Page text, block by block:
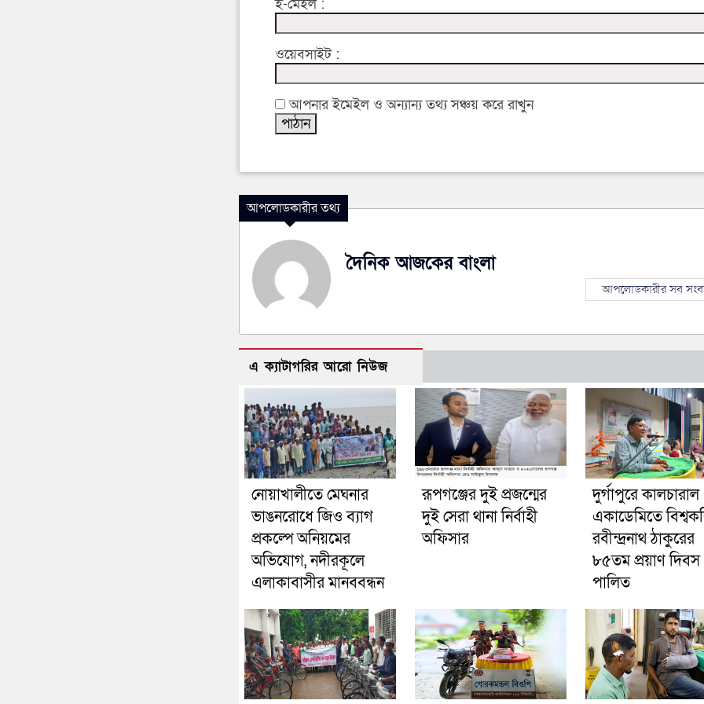
ই-মেইল :
ওয়েবসাইট :
আপনার ইমেইল ও অন্যান্য তথ্য সঞ্চয় করে রাখুন
আপলোডকারীর তথ্য
দৈনিক আজকের বাংলা
আপলোডকারীর সব
এ ক্যাটাগরির আরো নিউজ
নোয়াখালীতে মেঘনার
ভাঙনরোধে জিও ব্যাগ
প্রকল্পে অনিয়মের
অভিযোগ, নদীরকূলে
এলাকাবাসীর মানববন্ধন
রূপগঞ্জের দুই প্রজন্মের
দুই সেরা থানা নির্বাহী
অফিসার
দুর্গাপুরে কালচারাল
একাডেমিতে
রবীন্দ্রনাথ ঠাকুরের
৮৫তম প্রয়াণ দিবস
পালিত